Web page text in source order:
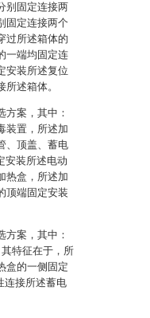
别固定连接两
固定连接两个
过所述箱体的
一端均固定连
安装所述复位
述箱体。
方案，其中：
装置，所述加
、顶盖、蓄电
安装所述电动
热盒，所述加
顶端固定安装
方案，其中：
特征在于，所
盒的一侧固定
连接所述蓄电